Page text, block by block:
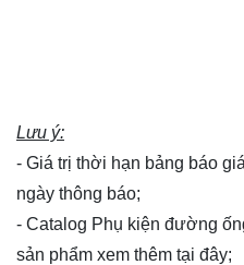
Lưu ý:
- Giá trị thời hạn bảng báo
ngày thông báo;
- Catalog Phụ kiện đường
sản phẩm xem thêm tại đây;